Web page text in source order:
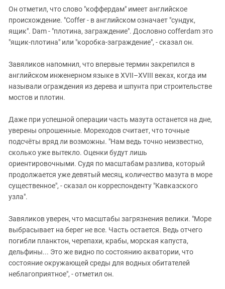
Он отметил, что слово "коффердам" имеет английское
происхождение. "Coffer - в английском означает "сундук,
ящик". Dam - "плотина, заграждение". Дословно cofferdam это
"ящик-плотина" или "коробка-заграждение", - сказал он.
Завяликов напомнил, что впервые термин закрепился в
английском инженерном языке в XVII–XVIII веках, когда им
называли ограждения из дерева и шпунта при строительстве
мостов и плотин.
Даже при успешной операции часть мазута останется на дне,
уверены опрошенные. Мореходовсчитает, что точные
подсчёты вряд ли возможны. "Нам ведь точно неизвестно,
сколько уже вытекло. Оценки будут лишь
ориентировочными. Судя по масштабам разлива, который
продолжается уже девятый месяц, количество мазута в море
существенное", - сказал он корреспонденту "Кавказского
узла".
Завяликов уверен, что масштабы загрязнения велики. "Море
выбрасывает на берег не все. Часть остается. Ведь отчего
погибли планктон, черепахи, крабы, морская капуста,
дельфины... Это же видно по состоянию акватории, что
состояние окружающей среды для водных обитателей
неблагоприятное", - отметил он.